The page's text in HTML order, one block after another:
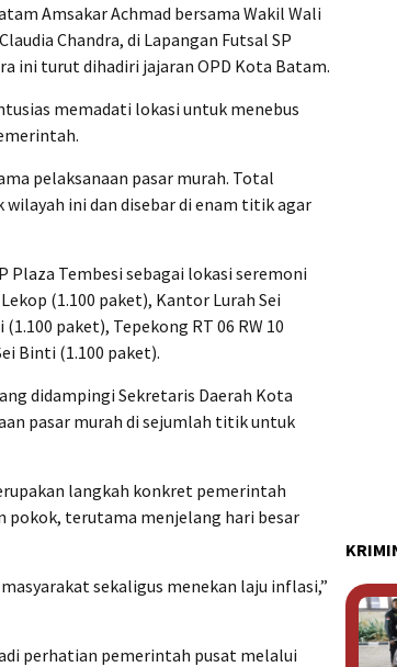
Amsakar Achmad bersama Wakil Wali
Chandra, di Lapangan Futsal SP
ini turut dihadiri jajaran OPD Kota Batam.
memadati lokasi untuk menebus
pelaksanaan pasar murah. Total
ini dan disebar di enam titik agar
Tembesi sebagai lokasi seremoni
(1.100 paket), Kantor Lurah Sei
paket), Tepekong RT 06 RW 10
Binti (1.100 paket).
didampingi Sekretaris Daerah Kota
pasar murah di sejumlah titik untuk
langkah konkret pemerintah
pokok, terutama menjelang hari besar
sekaligus menekan laju inflasi,”
perhatian pemerintah pusat melalui